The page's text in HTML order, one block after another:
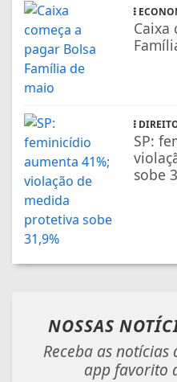
Caixa
SP:
sobe
NOSSAS
Receba as notícias
app favorito